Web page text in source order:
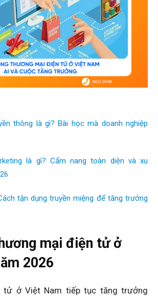
thông là gì? Bài học mà doanh nghiệp
là gì? Cẩm nang toàn diện và xu
tận dụng truyền miệng để tăng trưởng
mại điện tử ở
2026
tử ở Việt Nam tiếp tục tăng trưởng